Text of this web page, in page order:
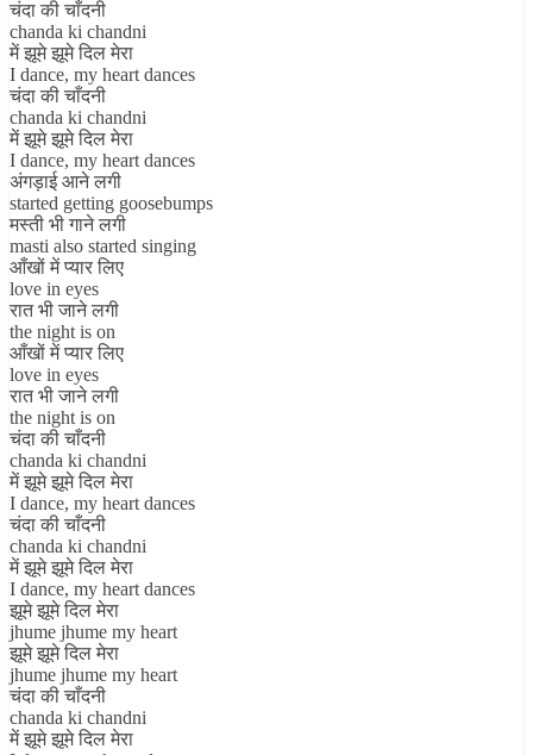
चंदा की चाँदनी
chanda ki chandni
में झूमे झूमे दिल मेरा
I dance, my heart dances
चंदा की चाँदनी
chanda ki chandni
में झूमे झूमे दिल मेरा
I dance, my heart dances
अंगड़ाई आने लगी
started getting goosebumps
मस्ती भी गाने लगी
masti also started singing
आँखों में प्यार लिए
love in eyes
रात भी जाने लगी
the night is on
आँखों में प्यार लिए
love in eyes
रात भी जाने लगी
the night is on
चंदा की चाँदनी
chanda ki chandni
में झूमे झूमे दिल मेरा
I dance, my heart dances
चंदा की चाँदनी
chanda ki chandni
में झूमे झूमे दिल मेरा
I dance, my heart dances
झूमे झूमे दिल मेरा
jhume jhume my heart
झूमे झूमे दिल मेरा
jhume jhume my heart
चंदा की चाँदनी
chanda ki chandni
में झूमे झूमे दिल मेरा